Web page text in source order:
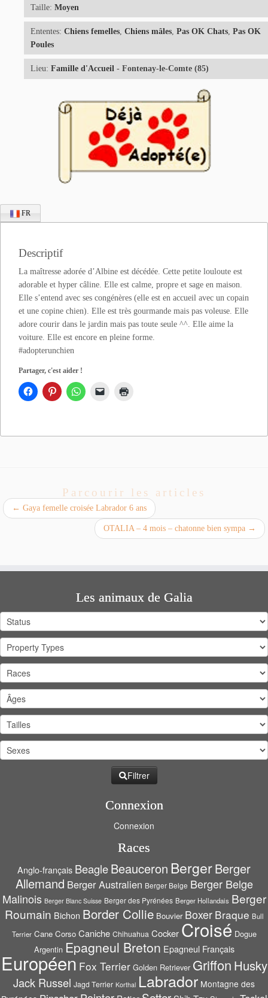
Taille:Moyen
Ententes:Chiens femelles ,Chiens mâles ,Pas OK Chats ,Pas OK
Poules
Lieu: Famille d'Accueil - Fontenay-le-Comte (85)
FR
Descriptif
La maîtresse adorée d’Albine est décédée. Cette petite louloute est
adorable et hyper câline. Elle est calme, propre et sage en maison.
Elle s’entend avec ses congénères (elle est en accueil avec un copain
et une copine chien). Elle est très gourmande mais pas voleuse. Elle
adore courir dans le jardin mais pas toute seule ^^. Elle aime la
voiture. Elle est encore en pleine forme.
#adopterunchien
Partager, c'est aider !
Parcourir les articles
← Gaya femelle croisée Labrador 6 ans
OTALIA – 4 mois – chatonne bien sympa →
Les animaux de Galia
Filtrer
Connexion
Connexion
Races
Anglo-français BeagleBeauceron BergerBerger
Allemand Berger Australien Berger Belge Berger Belge
Malinois Berger Blanc Suisse Berger des Pyrénées Berger Hollandais Berger
Roumain Bichon Border Collie Bouvier Boxer Braque Bull
Terrier Cane Corso Caniche Chihuahua Cocker Croisé Dogue
Argentin Epagneul Breton Epagneul Français
Européen Fox Terrier Golden Retriever Griffon Husky
Jack Russel Jagd Terrier Korthal Labrador Montagne des